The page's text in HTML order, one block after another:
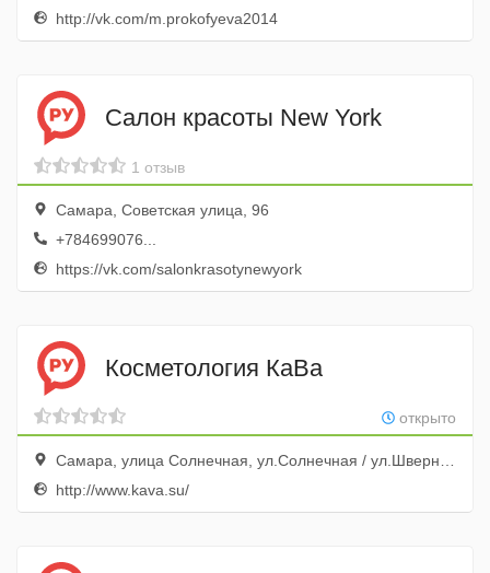
http://vk.com/m.prokofyeva2014
Салон красоты New York
1 отзыв
Самара, Советская улица, 96
+784699076...
https://vk.com/salonkrasotynewyork
Косметология КаВа
открыто
Самара, улица Солнечная, ул.Солнечная / ул.Шверника (6 просека)
http://www.kava.su/